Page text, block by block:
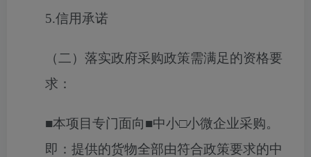
5.信用承诺
（二）落实政府采购政策需满足的资格要
求：
■本项目专门面向■中小□小微企业采购。
即：提供的货物全部由符合政策要求的中